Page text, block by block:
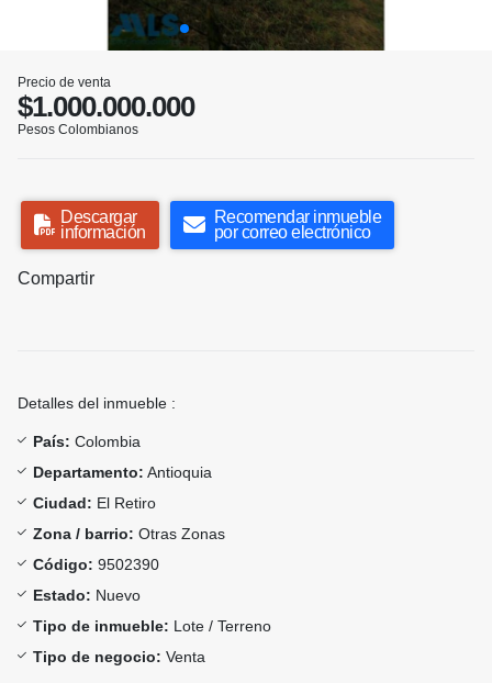
Precio de venta
$1.000.000.000
Pesos Colombianos
Descargar
información
Recomendar inmueble
por correo electrónico
Compartir
Detalles del inmueble :
País: Colombia
Departamento: Antioquia
Ciudad: El Retiro
Zona / barrio: Otras Zonas
Código: 9502390
Estado: Nuevo
Tipo de inmueble: Lote / Terreno
Tipo de negocio: Venta